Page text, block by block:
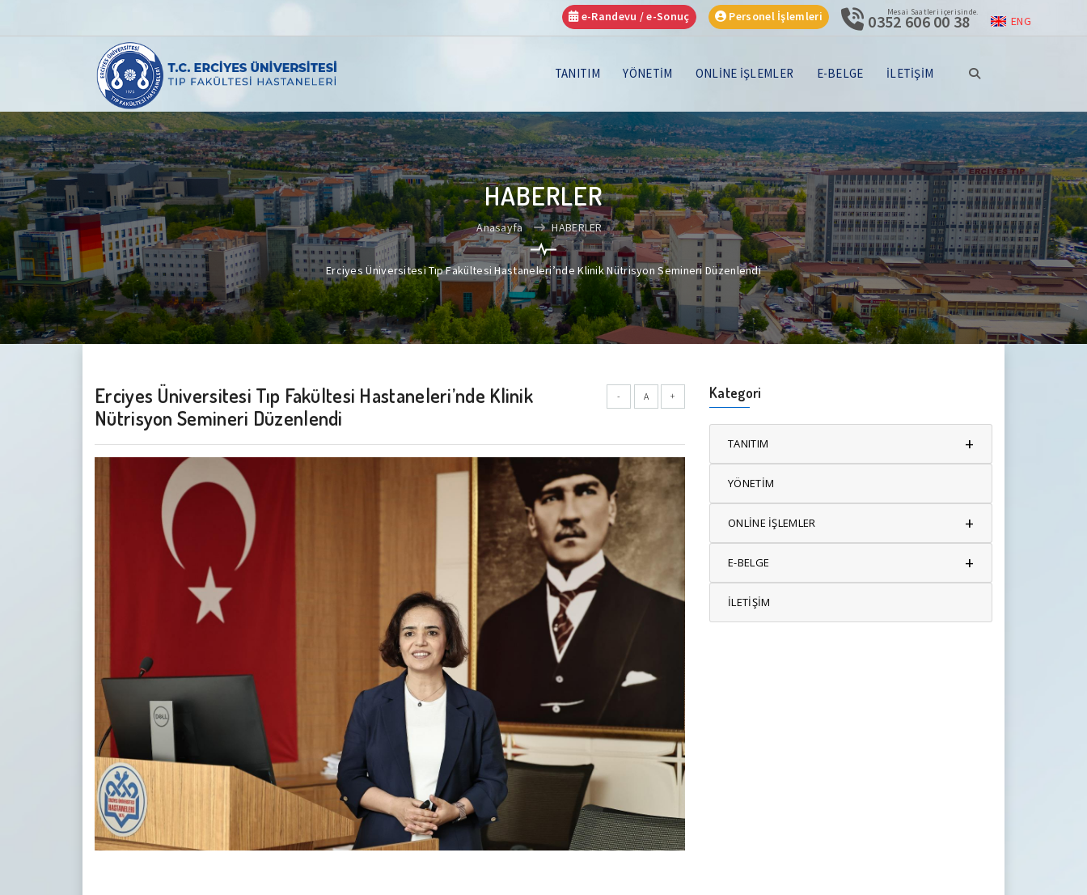
e-Randevu / e-Sonuç Personel İşlemleri Mesai Saatleri içerisinde.
0352 606 00 38 ENG
TANITIM YÖNETİM ONLİNE İŞLEMLER E-BELGE İLETİŞİM
HABERLER
Anasayfa HABERLER
Erciyes Üniversitesi Tıp Fakültesi Hastaneleri’nde Klinik Nütrisyon Semineri Düzenlendi
- A +
Erciyes Üniversitesi Tıp Fakültesi Hastaneleri’nde Klinik
Nütrisyon Semineri Düzenlendi
Kategori
TANITIM +
YÖNETİM
ONLİNE İŞLEMLER +
E-BELGE +
İLETİŞİM